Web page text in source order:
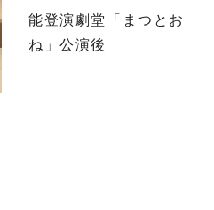
能登演劇堂「まつとお
ね」公演後